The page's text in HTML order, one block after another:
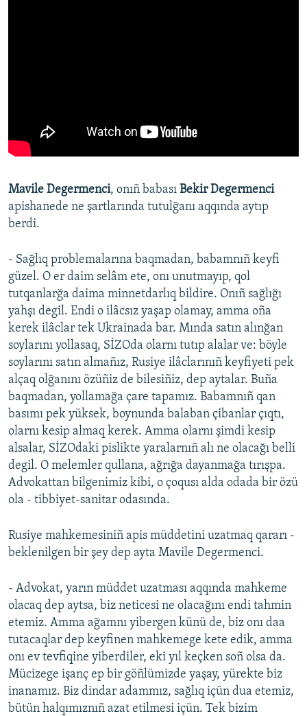
Mavile Degermenci, onıñ babası Bekir Degermenci
apishanede ne şartlarında tutulğanı aqqında aytıp
berdi.
- Sağlıq problemalarına baqmadan, babamnıñ keyfi
güzel. O er daim selâm ete, onı unutmayıp, qol
tutqanlarğa daima minnetdarlıq bildire. Onıñ sağlığı
yahşı degil. Endi o ilâcsız yaşap olamay, amma oña
kerek ilâclar tek Ukrainada bar. Mında satın alınğan
soylarını yollasaq, SİZOda olarnı tutıp alalar ve: böyle
soylarını satın almañız, Rusiye ilâclarınıñ keyfiyeti pek
alçaq olğanını özüñiz de bilesiñiz, dep aytalar. Buña
baqmadan, yollamağa çare tapamız. Babamnıñ qan
basımı pek yüksek, boynunda balaban çibanlar çıqtı,
olarnı kesip almaq kerek. Amma olarnı şimdi kesip
alsalar, SİZOdaki pislikte yaralarnıñ alı ne olacağı belli
degil. O melemler qullana, ağrığa dayanmağa tırışpa.
Advokattan bilgenimiz kibi, o çoqusı alda odada bir özü
ola - tibbiyet-sanitar odasında.​
Rusiye mahkemesiniñ apis müddetini uzatmaq qararı -
beklenilgen bir şey dep ayta Mavile Degermenci.
- Advokat, yarın müddet uzatması aqqında mahkeme
olacaq dep aytsa, biz neticesi ne olacağını endi tahmin
etemiz. Amma ağamnı yibergen künü de, biz onı daa
tutacaqlar dep keyfinen mahkemege kete edik, amma
onı ev tevfiqine yiberdiler, eki yıl keçken soñ olsa da.
Mücizege işanç ep bir göñlümizde yaşay, yürekte biz
inanamız. Biz dindar adammız, sağlıq içün dua etemiz,
bütün halqımıznıñ azat etilmesi içün. Tek bizim